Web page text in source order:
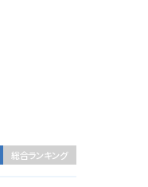
総合ランキング